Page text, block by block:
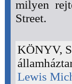
milyen
Street.
KÖNYV,
Lewis